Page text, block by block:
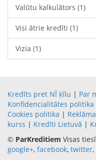
Valūtu kalkulātors (1)
Visi ātrie kredīti (1)
Vizia (1)
Kredīts pret NĪ ķīlu | Par
Konfidencialitātes politika
Cookies politika | Reklāma
kurss | Kredīti Lietuvā |
© ParKreditiem Visas
google+, facebook, twitter,